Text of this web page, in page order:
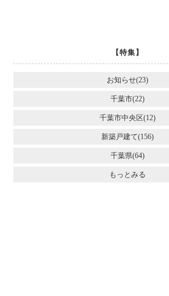
【特集】
お知らせ(23)
千葉市(22)
千葉市中央区(12)
新築戸建て(156)
千葉県(64)
もっとみる